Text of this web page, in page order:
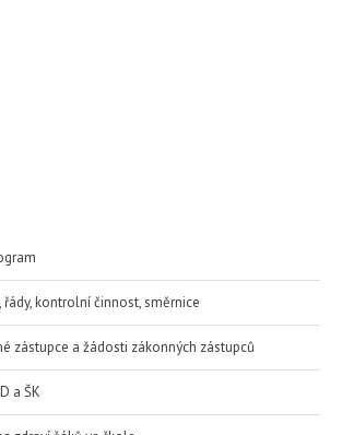
řády, kontrolní činnost, směrnice
zástupce a žádosti zákonných zástupců
a ŠK